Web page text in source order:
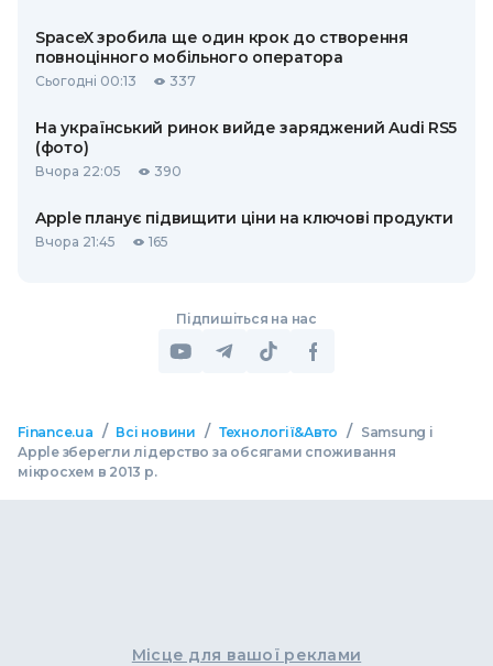
SpaceX зробила ще один крок до створення
повноцінного мобільного оператора
Сьогодні 00:13 337
На український ринок вийде заряджений Audi RS5
(фото)
Вчора 22:05 390
Apple планує підвищити ціни на ключові продукти
Вчора 21:45 165
Підпишіться на нас
Finance.ua / Всі новини / Технології&Авто /
Samsung і
Apple зберегли лідерство за обсягами споживання
мікросхем в 2013 р.
Місце для вашої реклами